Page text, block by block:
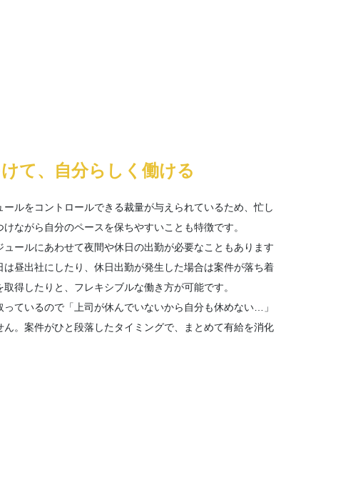
て、自分らしく働ける
ールをコントロールできる裁量が与えられているため、忙し
ながら自分のペースを保ちやすいことも特徴です。
ュールにあわせて夜間や休日の出勤が必要なこともあります
昼出社にしたり、休日出勤が発生した場合は案件が落ち着
得したりと、フレキシブルな働き方が可能です。
っているので「上司が休んでいないから自分も休めない…」
ん。案件がひと段落したタイミングで、まとめて有給を消化